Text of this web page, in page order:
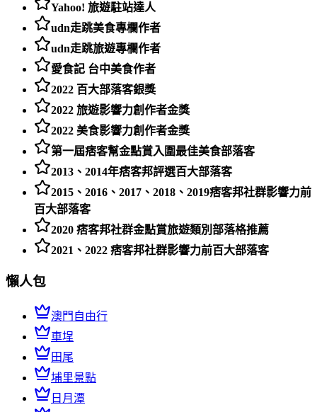
Yahoo! 旅遊駐站達人
udn走跳美食專欄作者
udn走跳旅遊專欄作者
愛食記 台中美食作者
2022 百大部落客銀獎
2022 旅遊影響力創作者金獎
2022 美食影響力創作者金獎
第一屆痞客幫金點賞入圍最佳美食部落客
2013、2014年痞客邦評選百大部落客
2015、2016、2017、2018、2019痞客邦社群影響力前
百大部落客
2020 痞客邦社群金點賞旅遊類別部落格推薦
2021、2022 痞客邦社群影響力前百大部落客
懶人包
澳門自由行
車埕
田尾
埔里景點
日月潭